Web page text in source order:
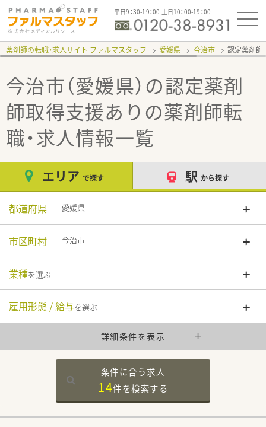
平日9：30-19：00 土日10：00-19：00
薬剤師の転職・求人サイト ファルマスタッフ 愛媛県 今治市 認定薬剤
今治市（愛媛県）の認定薬剤
師取得支援あり の薬剤師転
職・求人情報一覧
エリア で探す 駅 から探す
都道府県 愛媛県
市区町村 今治市
業種を選ぶ
雇用形態 / 給与を選ぶ
詳細条件を表示
条件に合う求人
14件を検索する